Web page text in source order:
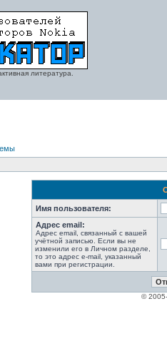
литература.
Имя пользователя:
Адрес email:
Адрес email, связанный с вашей
учётной записью. Если вы не
изменили его в Личном разделе,
то это адрес e-mail, указанный
вами при регистрации.
©